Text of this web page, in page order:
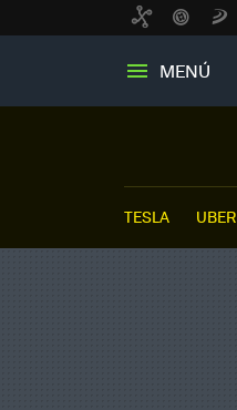
MENÚ
TESLA UBER